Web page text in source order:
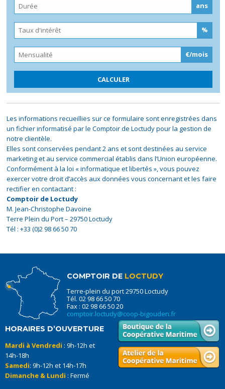
ans
%
€/mois
Les informations recueillies sur ce formulaire sont enregistrées dans
un fichier informatisé par le Comptoir de Loctudy pour la gestion de
notre clientèle.
Elles sont conservées pendant 2 ans et sont destinées au service
marketing et au service commercial établis dans l’Union européenne.
Conformément à la loi « informatique et libertés », vous pouvez
exercer votre droit d’accès aux données vous concernant et les faire
rectifier en contactant :
Comptoir de Loctudy
M. Jean-Christophe Davoine
Terre Plein du Port – 29750 Loctudy
Tél : +33 (0)2 98 66 50 70
COMPTOIR DE LOCTUDY
Terre-plein du port 29750 Loctudy
Tél. 02 98 66 50 70
Fax : 02 98 66 50 20
comptoir.loctudy@coop-bigouden.fr
HORAIRES D’OUVERTURE
Mardi à Vendredi : 9h-12h et
14h-18h
Samedi: 9h-12h et 14h-17h
Dimanche & Lundi : Fermé